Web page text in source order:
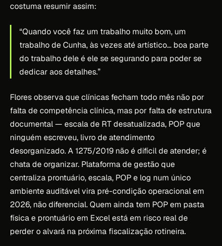
costuma resumir assim:
“Quando você faz um trabalho muito bom, um
trabalho de Cunha, às vezes até artístico… boa parte
do trabalho dele é ele se segurando para poder se
dedicar aos detalhes.”
Flores observa que clínicas fecham todo mês não por
falta de competência clínica, mas por falta de estrutura
documental — escala de RT desatualizada, POP que
ninguém escreveu, livro de atendimento
desorganizado. A 1275/2019 não é difícil de atender; é
chata de organizar. Plataforma de gestão que
centraliza prontuário, escala, POP e log num único
ambiente auditável vira pré-condição operacional em
2026, não diferencial. Quem ainda tem POP em pasta
física e prontuário em Excel está em risco real de
perder o alvará na próxima fiscalização rotineira.